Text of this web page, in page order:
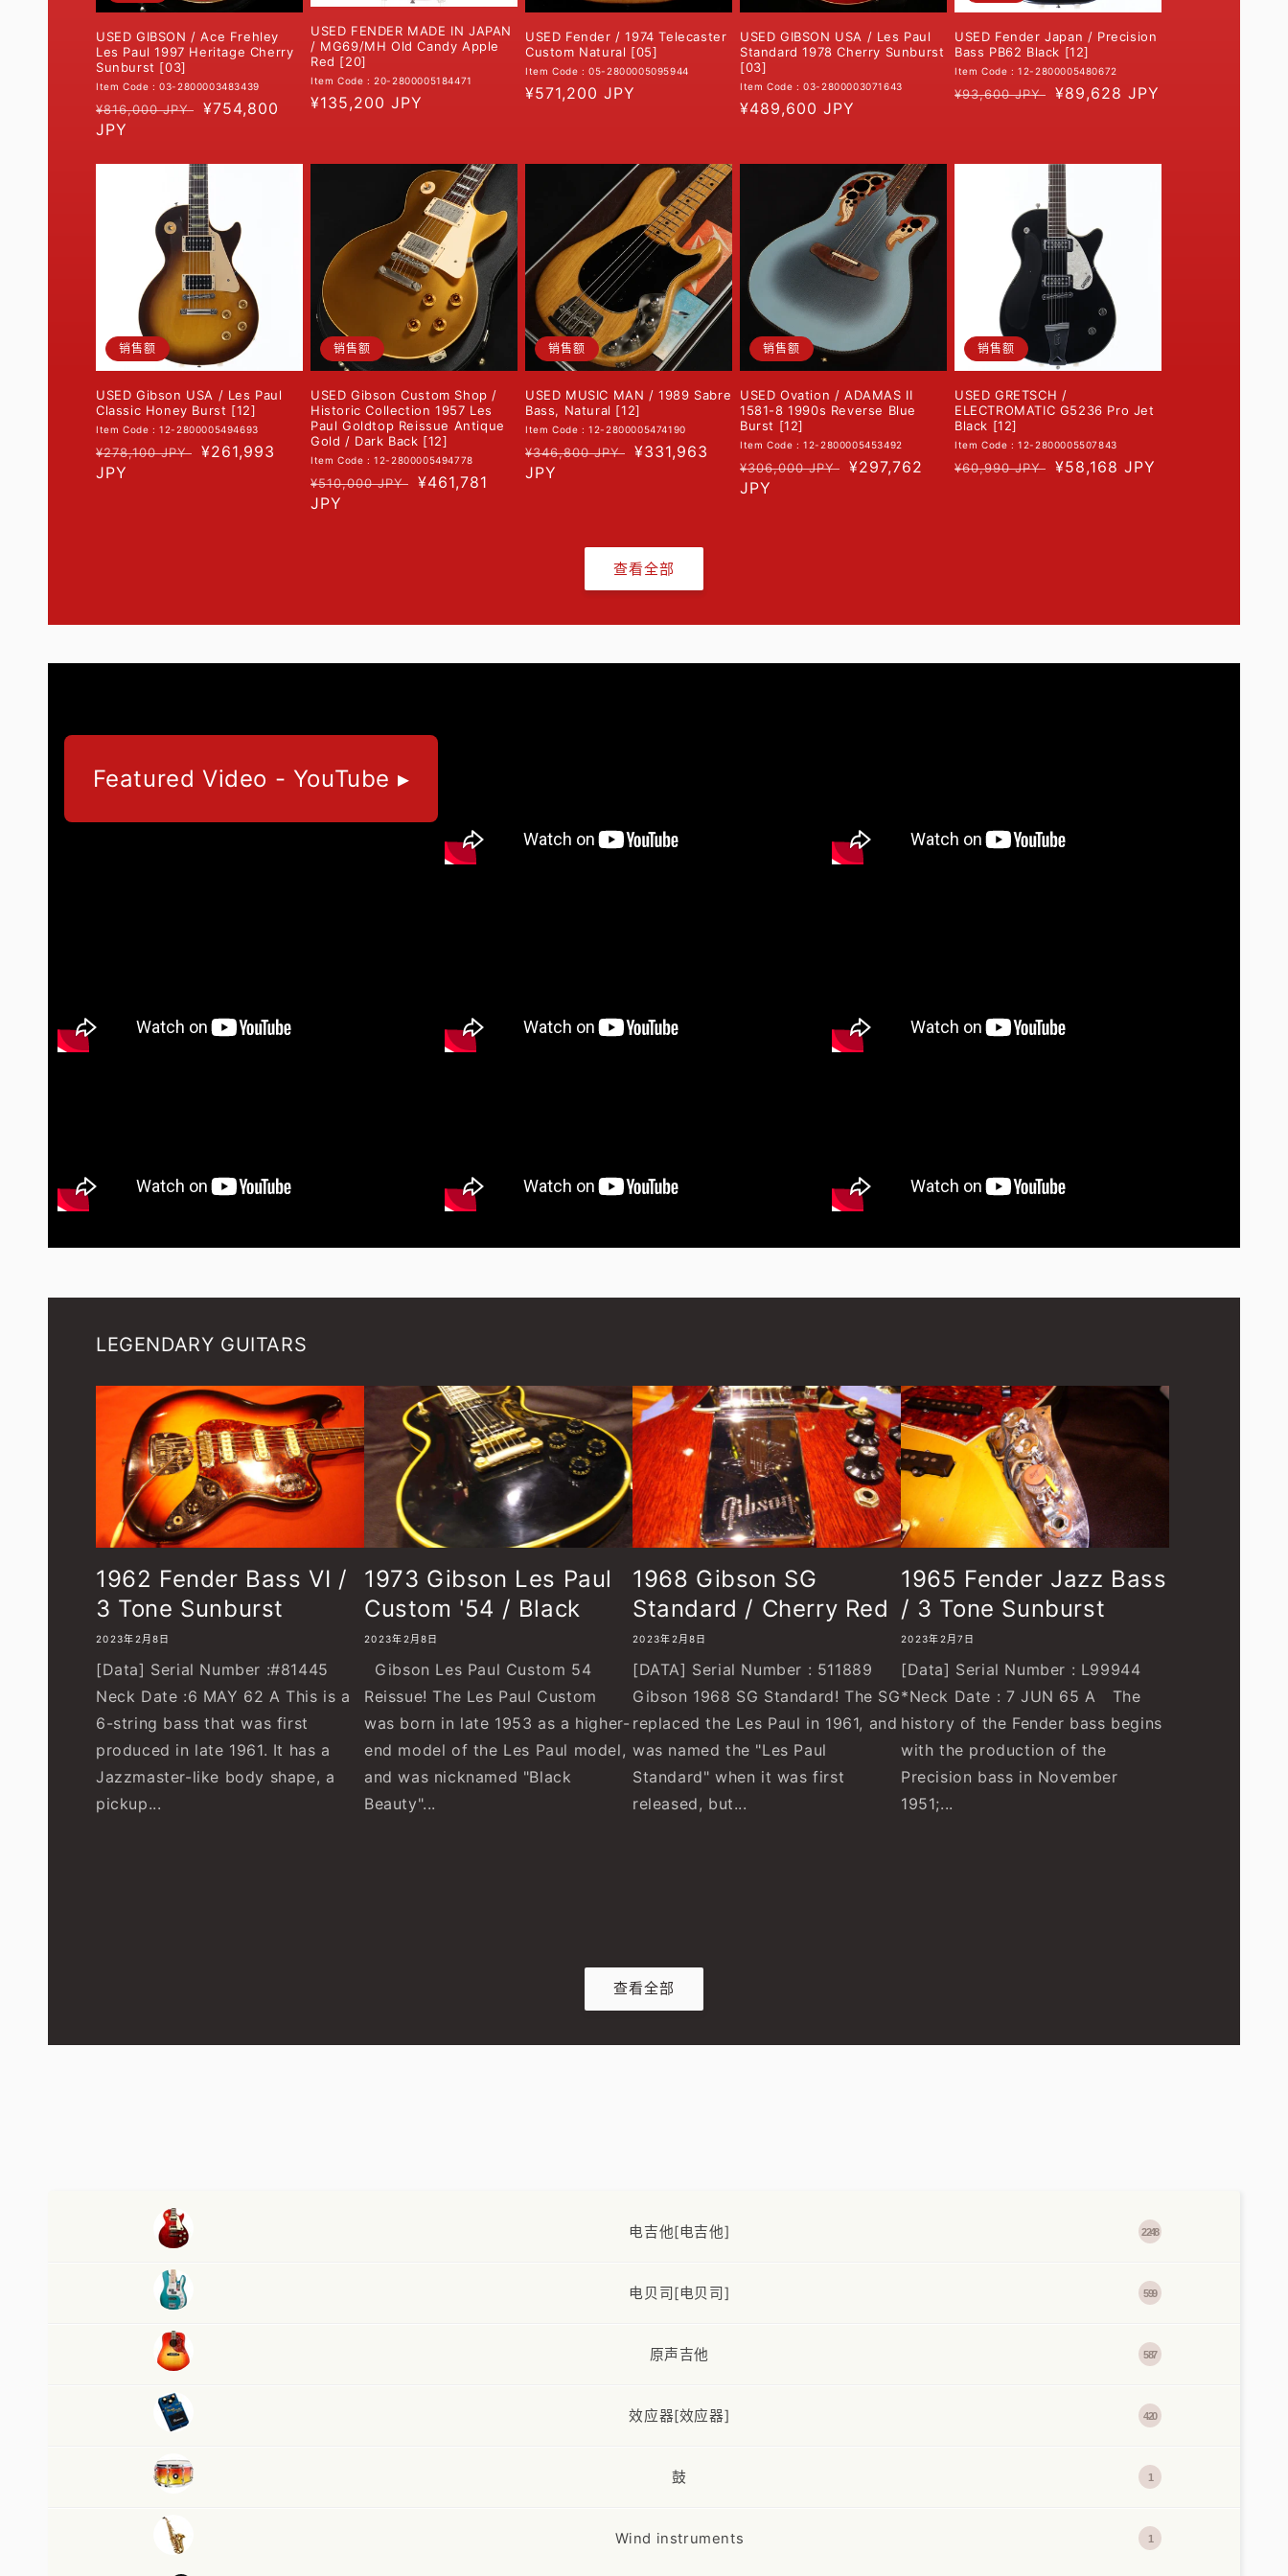
USED GIBSON / Ace Frehley
Les Paul 1997 Heritage Cherry
Sunburst [03]
Item Code : 03-2800003483439
常
规
¥816,000 JPY
促
¥754,800
JPY
USED FENDER MADE IN JAPAN
/ MG69/MH Old Candy Apple
Red [20]
Item Code : 20-2800005184471
常
格
¥135,200 JPY
USED Fender / 1974 Telecaster
Custom Natural [05]
Item Code : 05-2800005095944
常
¥571,200 JPY
USED GIBSON USA / Les Paul
Standard 1978 Cherry Sunburst
[03]
Item Code : 03-2800003071643
常
¥489,600 JPY
USED Fender Japan / Precision
Bass PB62 Black [12]
Item Code : 12-2800005480672
常
¥93,600 JPY
促
¥89,628 JPY
销售额
USED Gibson USA / Les Paul
Classic Honey Burst [12]
Item Code : 12-2800005494693
常
规
¥278,100 JPY
促
¥261,993
JPY
销售额
USED Gibson Custom Shop /
Historic Collection 1957 Les
Paul Goldtop Reissue Antique
Gold / Dark Back [12]
Item Code : 12-2800005494778
常
规
¥510,000 JPY
促
¥461,781
JPY
销售额
USED MUSIC MAN / 1989 Sabre
Bass, Natural [12]
Item Code : 12-2800005474190
常
规
¥346,800 JPY
促
¥331,963
JPY
销售额
USED Ovation / ADAMAS II
1581-8 1990s Reverse Blue
Burst [12]
Item Code : 12-2800005453492
常
规
¥306,000 JPY
促
¥297,762
JPY
销售额
USED GRETSCH /
ELECTROMATIC G5236 Pro Jet
Black [12]
Item Code : 12-2800005507843
常
¥60,990 JPY
促
¥58,168 JPY
查看全部
Featured Video - YouTube ▸
LEGENDARY GUITARS
1962 Fender Bass VI /
3 Tone Sunburst
2023年2月8日
[Data] Serial Number :#81445
Neck Date :6 MAY 62 A This is a
6-string bass that was first
produced in late 1961. It has a
Jazzmaster-like body shape, a
pickup...
1973 Gibson Les Paul
Custom '54 / Black
2023年2月8日
Gibson Les Paul Custom 54
Reissue! The Les Paul Custom
was born in late 1953 as a higher-
end model of the Les Paul model,
and was nicknamed "Black
Beauty"...
1968 Gibson SG
Standard / Cherry Red
2023年2月8日
[DATA] Serial Number : 511889
Gibson 1968 SG Standard! The SG
replaced the Les Paul in 1961, and
was named the "Les Paul
Standard" when it was first
released, but...
1965 Fender Jazz Bass
/ 3 Tone Sunburst
2023年2月7日
[Data] Serial Number : L99944
*Neck Date : 7 JUN 65 A The
history of the Fender bass begins
with the production of the
Precision bass in November
1951;...
查看全部
电吉他[电吉他] 2248
电贝司[电贝司] 599
原声吉他 587
效应器[效应器] 420
鼓 1
Wind instruments 1